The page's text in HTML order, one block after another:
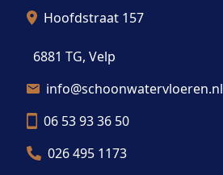
Hoofdstraat 157
6881 TG, Velp
info@schoonwatervloeren.nl
06 53 93 36 50
026 495 1173